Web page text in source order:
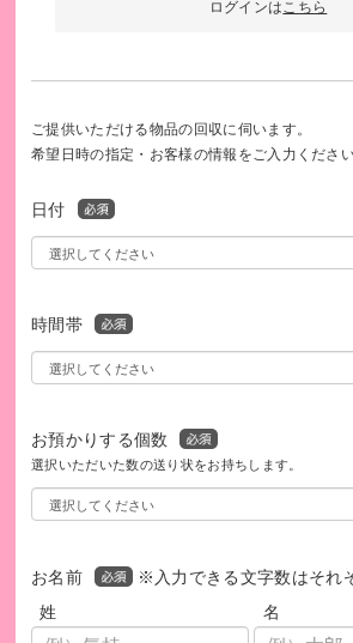
護と組み合わせ、保育園のお迎えから入
のは安心です」
り、映画やショッピングなど、久しぶり
せてリフレッシュできました。
を過ごせるように、私たちは引き続きサ
https://egaosunsun.com/
ログインはこちら
ご提供いただける物品の回収に伺います。
希望日時の指定・お客様の情報をご入力ください
日付
時間帯
お預かりする個数
選択いただいた数の送り状をお持ちします。
お名前
※入力できる文字数はそれ
姓
名